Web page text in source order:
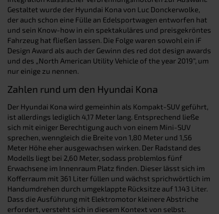
Gestaltet wurde der Hyundai Kona von Luc Donckerwolke,
der auch schon eine Fülle an Edelsportwagen entworfen hat
und sein Know-how in ein spektakuläres und preisgekröntes
Fahrzeug hat fließen lassen. Die Folge waren sowohl ein iF
Design Award als auch der Gewinn des red dot design awards
und des „North American Utility Vehicle of the year 2019“, um
nur einige zu nennen.
Zahlen rund um den Hyundai Kona
Der Hyundai Kona wird gemeinhin als Kompakt-SUV geführt,
ist allerdings lediglich 4,17 Meter lang. Entsprechend ließe
sich mit einiger Berechtigung auch von einem Mini-SUV
sprechen, wenngleich die Breite von 1,80 Meter und 1,56
Meter Höhe eher ausgewachsen wirken. Der Radstand des
Modells liegt bei 2,60 Meter, sodass problemlos fünf
Erwachsene im Innenraum Platz finden. Dieser lässt sich im
Kofferraum mit 361 Liter füllen und wächst sprichwörtlich im
Handumdrehen durch umgeklappte Rücksitze auf 1.143 Liter.
Dass die Ausführung mit Elektromotor kleinere Abstriche
erfordert, versteht sich in diesem Kontext von selbst.